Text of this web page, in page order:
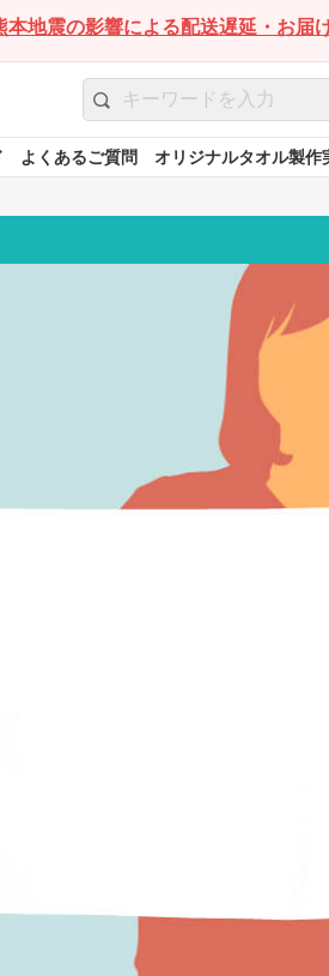
本地震の影響による配送遅延・お届
よくあるご質問 オリジナルタオル製作